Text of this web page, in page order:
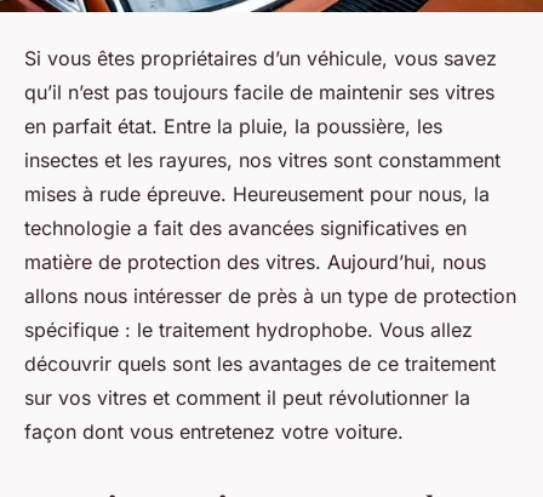
Si vous êtes propriétaires d’un véhicule, vous savez
qu’il n’est pas toujours facile de maintenir ses vitres
en parfait état. Entre la pluie, la poussière, les
insectes et les rayures, nos vitres sont constamment
mises à rude épreuve. Heureusement pour nous, la
technologie a fait des avancées significatives en
matière de protection des vitres. Aujourd’hui, nous
allons nous intéresser de près à un type de protection
spécifique : le traitement hydrophobe. Vous allez
découvrir quels sont les avantages de ce traitement
sur vos vitres et comment il peut révolutionner la
façon dont vous entretenez votre voiture.